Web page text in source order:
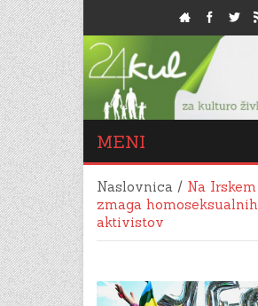
MENI
Naslovnica / Na Irskem
zmaga homoseksualnih
aktivistov